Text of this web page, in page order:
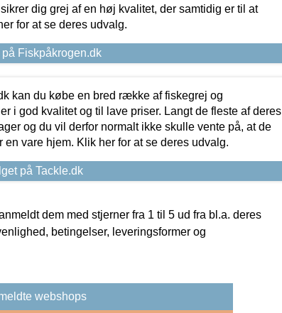
dig grej af en høj kvalitet, der samtidig er til at
for at se deres udvalg.
Fiskpåkrogen.dk
kan du købe en bred række af fiskegrej og
i god kvalitet og til lave priser. Langt de fleste af deres
og du vil derfor normalt ikke skulle vente på, at de
en vare hjem. Klik her for at se deres udvalg.
på Tackle.dk
dem med stjerner fra 1 til 5 ud fra bl.a. deres
betingelser, leveringsformer og
webshops